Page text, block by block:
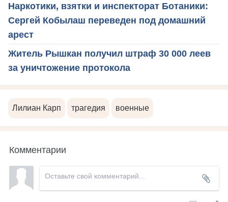
Наркотики, взятки и инспекторат Ботаники:
Сергей Кобылаш переведен под домашний
арест
Житель Рышкан получил штраф 30 000 леев
за уничтожение протокола
Лилиан Карп трагедия военные
Комментарии